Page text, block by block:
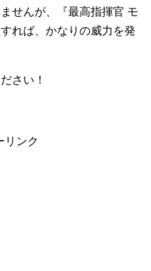
せんが、『最高指揮官 モ
れば、かなりの威力を発
さい！
リンク